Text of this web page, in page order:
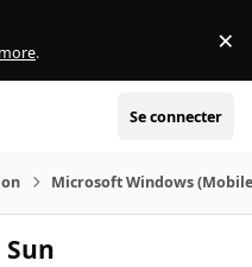
. ×
Se connecter
Microsoft Windows
Sun